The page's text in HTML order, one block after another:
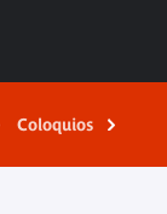
Coloquios